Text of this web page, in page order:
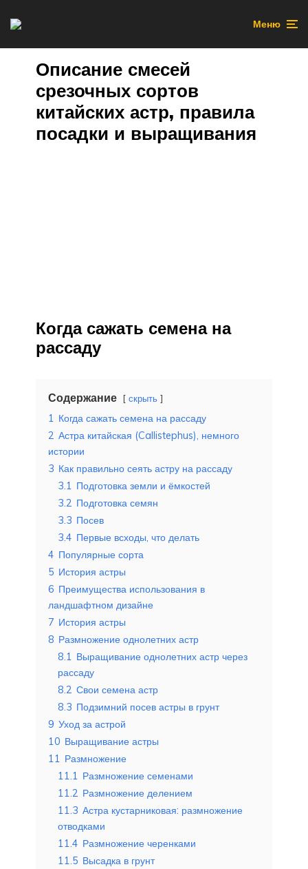
Меню
Описание смесей
срезочных сортов
китайских астр, правила
посадки и выращивания
Когда сажать семена на
рассаду
Содержание скрыть
1 Когда сажать семена на рассаду
2 Астра китайская (Callistephus), немного
истории
3 Как правильно сеять астру на рассаду
3.1 Подготовка земли и ёмкостей
3.2 Подготовка семян
3.3 Посев
3.4 Первые всходы, что делать
4 Популярные сорта
5 История астры
6 Преимущества использования в
ландшафтном дизайне
7 История астры
8 Размножение однолетних астр
8.1 Выращивание однолетних астр через
рассаду
8.2 Свои семена астр
8.3 Подзимний посев астры в грунт
9 Уход за астрой
10 Выращивание астры
11 Размножение
11.1 Размножение семенами
11.2 Размножение делением
11.3 Астра кустарниковая: размножение
отводками
11.4 Размножение черенками
11.5 Высадка в грунт